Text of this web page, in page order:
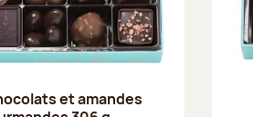
et amandes